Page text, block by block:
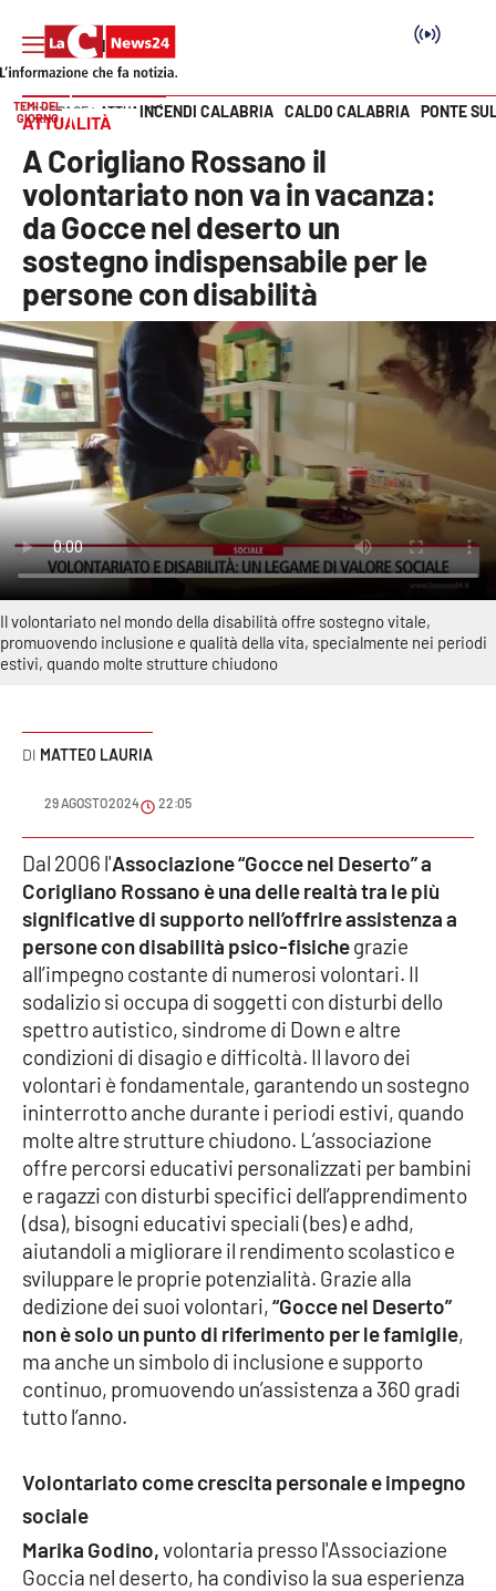
SEZIONI
Cronaca
Politica
Attualità
Economia e lavoro
Italia Mondo
Sanità
Sport
Cultura
Meteo
Editoriali
VIDEO
Ambiente
Cronaca
Cultura
Economia e Lavoro
Politica
Sanità
Società
Sport
RUBRICHE
Parchi Marini Calabria
Leggendo Alvaro insieme
Vai
TEMI DEL
GIORNO
INCENDI CALABRIA CALDO CALABRIA PONTE
HOME PAGE ATTUALITÀ
ATTUALITÀ
A Corigliano Rossano il
volontariato non va in vacanza:
da Gocce nel deserto un
sostegno indispensabile per le
persone con disabilità
Il volontariato nel mondo della disabilità offre sostegno vitale,
promuovendo inclusione e qualità della vita, specialmente nei periodi
estivi, quando molte strutture chiudono
MATTEO LAURIA
29 AGOSTO 2024 22:05
Dal 2006 l'Associazione “Gocce nel Deserto” a
Corigliano Rossano è una delle realtà tra le più
significative di supporto nell’offrire assistenza a
persone con disabilità psico-fisichegrazie
all’impegno costante di numerosi volontari. Il
sodalizio si occupa di soggetti con disturbi dello
spettro autistico, sindrome di Down e altre
condizioni di disagio e difficoltà. Il lavoro dei
volontari è fondamentale, garantendo un sostegno
ininterrotto anche durante i periodi estivi, quando
molte altre strutture chiudono. L’associazione
offre percorsi educativi personalizzati per bambini
e ragazzi con disturbi specifici dell’apprendimento
(dsa), bisogni educativi speciali (bes) e adhd,
aiutandoli a migliorare il rendimento scolastico e
sviluppare le proprie potenzialità. Grazie alla
dedizione dei suoi volontari,“Gocce nel Deserto”
non è solo un punto di riferimento per le famiglie,
ma anche un simbolo di inclusione e supporto
continuo, promuovendo un’assistenza a 360 gradi
tutto l’anno.
Volontariato come crescita personale e impegno
sociale
Marika Godino,volontaria presso l'Associazione
Goccia nel deserto, ha condiviso la sua esperienza